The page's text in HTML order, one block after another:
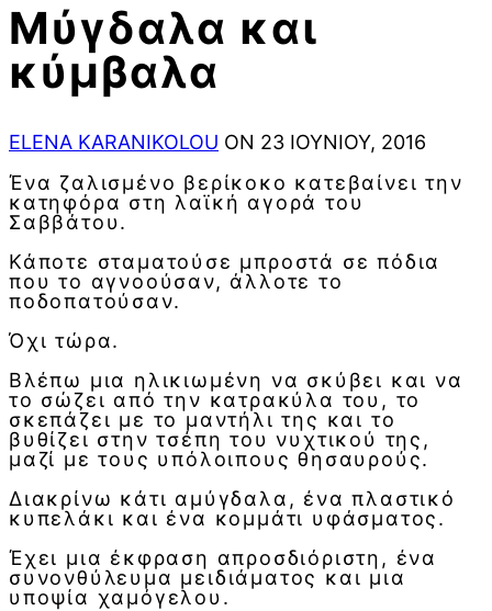
Μύγδαλα και
κύμβαλα
ELENA KARANIKOLOU ON 23 ΙΟΥΝΊΟΥ, 2016
Ένα ζαλισμένο βερίκοκο κατεβαίνει την
κατηφόρα στη λαϊκή αγορά του
Σαββάτου.
Κάποτε σταματούσε μπροστά σε πόδια
που το αγνοούσαν, άλλοτε το
ποδοπατούσαν.
Όχι τώρα.
Βλέπω μια ηλικιωμένη να σκύβει και να
το σώζει από την κατρακύλα του, το
σκεπάζει με το μαντήλι της και το
βυθίζει στην τσέπη του νυχτικού της,
μαζί με τους υπόλοιπους θησαυρούς.
Διακρίνω κάτι αμύγδαλα, ένα πλαστικό
κυπελάκι και ένα κομμάτι υφάσματος.
Έχει μια έκφραση απροσδιόριστη, ένα
συνονθύλευμα μειδιάματος και μια
υποψία χαμόγελου.